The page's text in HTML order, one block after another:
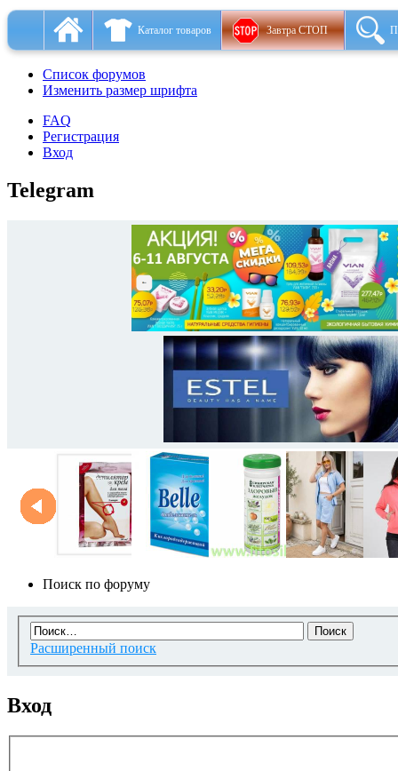
Каталог товаров Завтра СТОП
Список форумов
Изменить размер шрифта
FAQ
Регистрация
Вход
Telegram
Поиск по форуму
Расширенный поиск
Вход